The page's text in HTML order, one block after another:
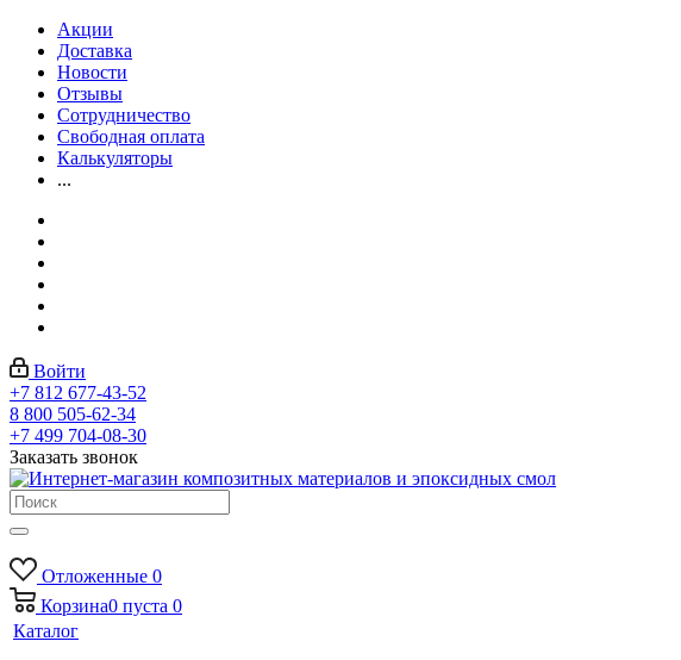
Акции
Доставка
Новости
Отзывы
Сотрудничество
Свободная оплата
Калькуляторы
...
Войти
+7 812 677-43-52
8 800 505-62-34
+7 499 704-08-30
Заказать звонок
Отложенные 0
Корзина0 пуста 0
Каталог